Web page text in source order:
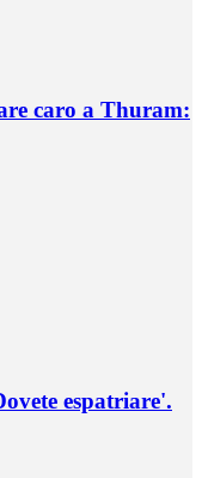
caro a Thuram:
espatriare'.